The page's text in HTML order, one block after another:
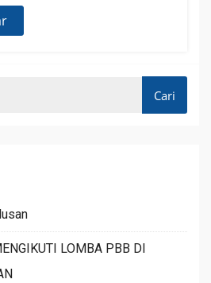
LOMBA PBB DI